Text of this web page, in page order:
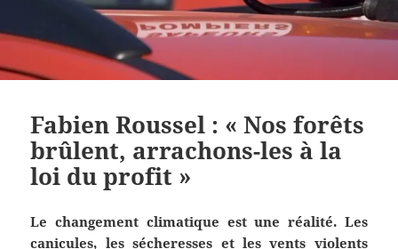
Fabien Roussel : « Nos forêts
brûlent, arrachons-les à la
loi du profit »
Le changement climatique est une réalité. Les
canicules, les sécheresses et les vents violents